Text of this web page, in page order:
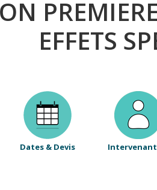
EFFETS
Dates & Devis